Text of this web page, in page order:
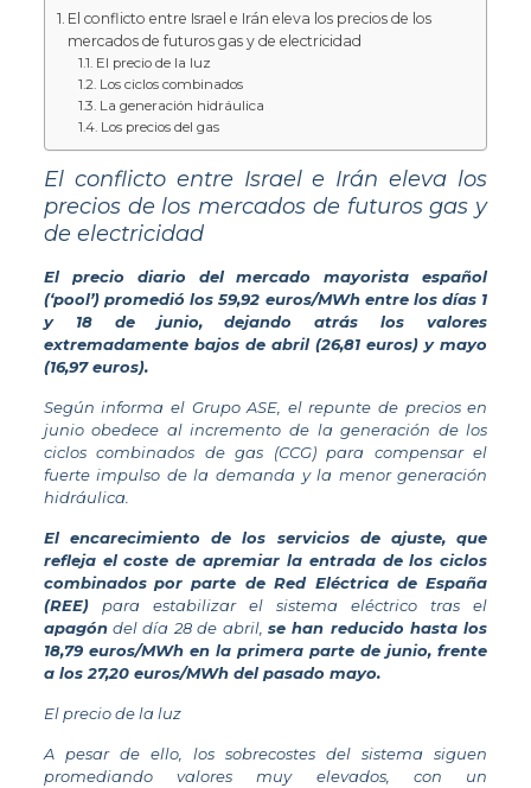
El conflicto entre Israel e Irán eleva los precios de los
mercados de futuros gas y de electricidad
El precio de la luz
Los ciclos combinados
La generación hidráulica
Los precios del gas
El conflicto entre Israel e Irán eleva los
precios de los mercados de futuros gas y
de electricidad
El precio diario del mercado mayorista español
(‘pool’) promedió los 59,92 euros/MWh entre los días 1
y 18 de junio, dejando atrás los valores
extremadamente bajos de abril (26,81 euros) y mayo
(16,97 euros).
Según informa el Grupo ASE, el repunte de precios en
junio obedece al incremento de la generación de los
ciclos combinados de gas (CCG) para compensar el
fuerte impulso de la demanda y la menor generación
hidráulica.
El encarecimiento de los servicios de ajuste, que
refleja el coste de apremiar la entrada de los ciclos
combinados por parte de Red Eléctrica de España
(REE)para estabilizar el sistema eléctrico tras el
apagóndel día 28 de abril, se han reducido hasta los
18,79 euros/MWh en la primera parte de junio, frente
a los 27,20 euros/MWh del pasado mayo.
El precio de la luz
A pesar de ello, los sobrecostes del sistema siguen
promediando valores muy elevados, con un